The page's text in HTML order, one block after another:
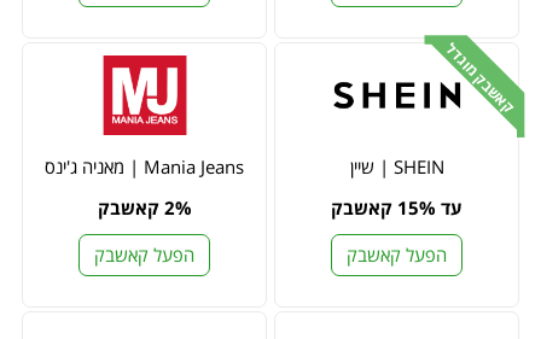
קאשבק מוגדל
SHEIN | שיין
עד 15% קאשבק
הפעל קאשבק
Mania Jeans | מאניה ג'ינס
2% קאשבק
הפעל קאשבק